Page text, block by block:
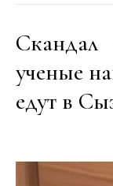
Скандал
ученые
едут в